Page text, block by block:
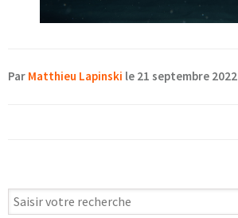
Par Matthieu Lapinski le 21 septembre 2022